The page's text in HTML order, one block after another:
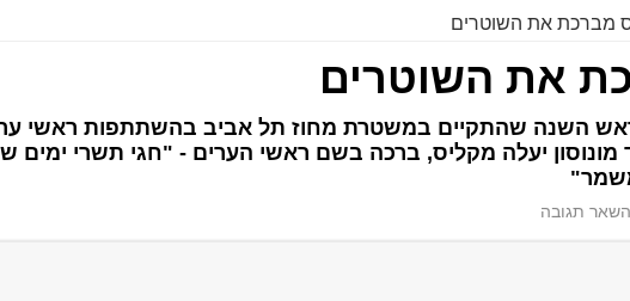
מברכת את השוטרים
את השוטרים
השנה שהתקיים במשטרת מחוז תל אביב בהשתתפות ראשי
יעלה מקליס, ברכה בשם ראשי הערים - "חגי תשרי ימים
השאר תגובה